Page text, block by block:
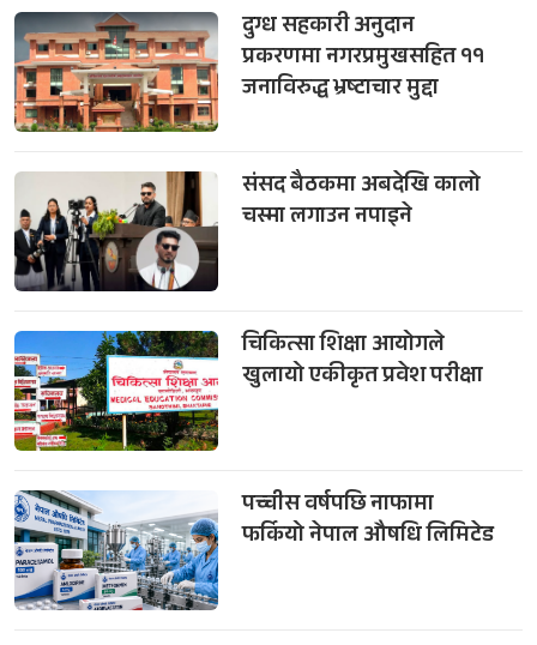
दुग्ध सहकारी अनुदान
प्रकरणमा नगरप्रमुखसहित ११
जनाविरुद्ध भ्रष्टाचार मुद्दा
संसद बैठकमा अबदेखि कालो
चस्मा लगाउन नपाइने
चिकित्सा शिक्षा आयोगले
खुलायो एकीकृत प्रवेश परीक्षा
पच्चीस वर्षपछि नाफामा
फर्कियो नेपाल औषधि लिमिटेड